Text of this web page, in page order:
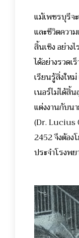
แม้เพชรบุรีจ
และชีวิตควา
สิ้นเชิง อย่าง
ได้อย่างรวด
เรียนรู้สิ่งให
เนอร์ไม่ได้สิ้
แต่งงานกับน
(Dr. Lucius
2452 จึงต้อ
ประจำโรงพ